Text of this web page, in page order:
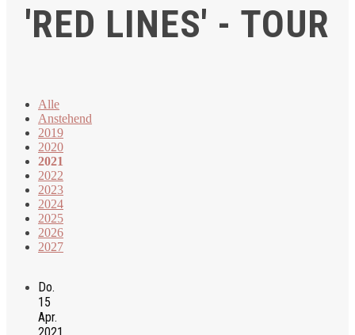
'RED LINES' - TOUR
Alle
Anstehend
2019
2020
2021
2022
2023
2024
2025
2026
2027
Do.
15
Apr.
2021